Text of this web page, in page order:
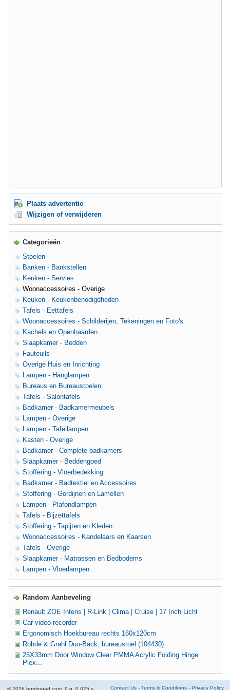
Plaats advertentie
Wijzigen of verwijderen
Categorieën
Stoelen
Banken - Bankstellen
Keuken - Servies
Woonaccessoires - Overige
Keuken - Keukenbenodigdheden
Tafels - Eettafels
Woonaccessoires - Schilderijen, Tekeningen en Foto's
Kachels en Openhaarden
Slaapkamer - Bedden
Fauteuils
Overige Huis en Inrichting
Lampen - Hanglampen
Bureaus en Bureaustoelen
Tafels - Salontafels
Badkamer - Badkamermeubels
Lampen - Overige
Lampen - Tafellampen
Kasten - Overige
Badkamer - Complete badkamers
Slaapkamer - Beddengoed
Stoffering - Vloerbedekking
Badkamer - Badtextiel en Accessoires
Stoffering - Gordijnen en Lamellen
Lampen - Plafondlampen
Tafels - Bijzettafels
Stoffering - Tapijten en Kleden
Woonaccessoires - Kandelaars en Kaarsen
Tafels - Overige
Slaapkamer - Matrassen en Bedbodems
Lampen - Vloerlampen
Random Aanbeveling
Renault ZOE Intens | R-Link | Clima | Cruise | 17 Inch Licht
Car video recorder
Ergonomisch Hoekbureau rechts 160x120cm
Rohde & Grahl Duo-Back, bureaustoel (104430)
25X33mm Door Window Clear PMMA Acrylic Folding Hinge
Plex...
© 2026 huntingad.com. 9 q. 0.025 s. Contact Us - Terms & Conditions - Privacy Policy